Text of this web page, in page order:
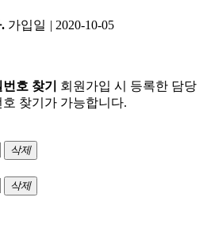
가입일 | 2020-10-05
호 찾기
회원가입 시 등록한 담당
찾기가 가능합니다.
삭제
삭제